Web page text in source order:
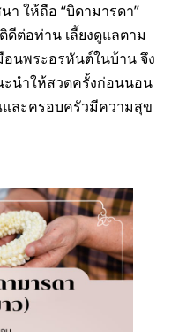
ให้ถือ “บิดามารดา”
ต่อท่าน เลี้ยงดูแลตาม
อนพระอรหันต์ในบ้าน จึง
นำให้สวดครั้งก่อนนอน
ละครอบครัวมีความสุข